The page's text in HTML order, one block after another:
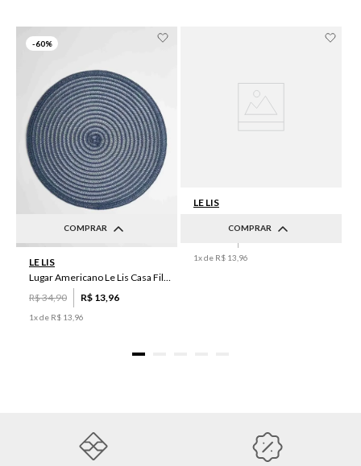
-60%
COMPRAR
LE LIS
Lugar Americano Le Lis Casa Filipa
R$34,90 R$ 13 96
1x de R$ 13 96
COMPRAR
LE LIS
1x de R$ 13 96